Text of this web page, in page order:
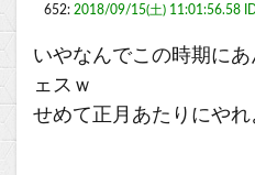
652: 2018/09/15(土) 11:01:56.58
いやなんでこの時期に
ェスｗ
せめて正月あたりにやれ